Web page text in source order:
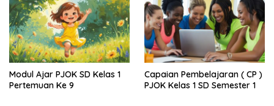
Modul Ajar PJOK SD Kelas 1
Pertemuan Ke 9
Capaian Pembelajaran ( CP )
PJOK Kelas 1 SD Semester 1